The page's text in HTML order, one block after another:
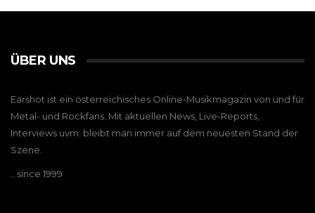
ÜBER UNS
Earshot ist ein österreichisches Online-Musikmagazin von und für
Metal- und Rockfans. Mit aktuellen News, Live-Reports,
Interviews uvm. bleibt man immer auf dem neuesten Stand der
Szene.
…since 1999